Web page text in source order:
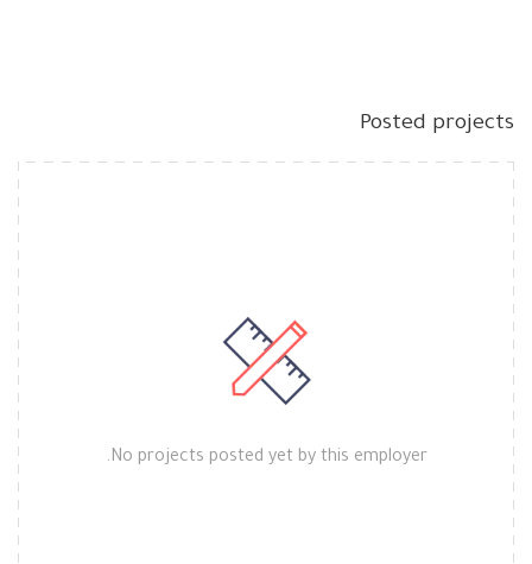
Posted projects
No projects posted yet by this employer.